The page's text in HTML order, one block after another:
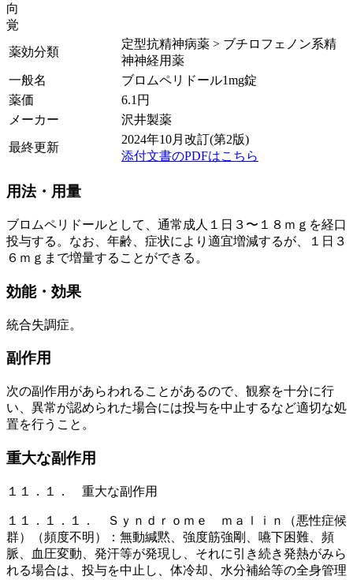
向
覚
薬効分類
定型抗精神病薬 > ブチロフェノン系精
神神経用薬
一般名
ブロムペリドール1mg錠
薬価
6.1 円
メーカー
沢井製薬
最終更新
2024年10月改訂(第2版)
添付文書のPDFはこちら
用法・用量
ブロムペリドールとして、通常成人１日３〜１８ｍｇを経口
投与する。なお、年齢、症状により適宜増減するが、１日３
６ｍｇまで増量することができる。
効能・効果
統合失調症。
副作用
次の副作用があらわれることがあるので、観察を十分に行
い、異常が認められた場合には投与を中止するなど適切な処
置を行うこと。
重大な副作用
１１．１． 重大な副作用
１１．１．１． Ｓｙｎｄｒｏｍｅ ｍａｌｉｎ（悪性症候
群）（頻度不明）：無動緘黙、強度筋強剛、嚥下困難、頻
脈、血圧変動、発汗等が発現し、それに引き続き発熱がみら
れる場合は、投与を中止し、体冷却、水分補給等の全身管理